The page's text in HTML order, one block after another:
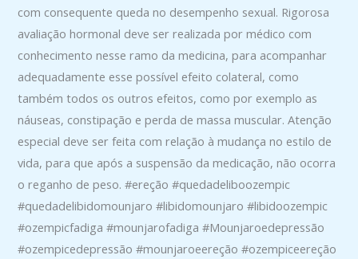
com consequente queda no desempenho sexual. Rigorosa
avaliação hormonal deve ser realizada por médico com
conhecimento nesse ramo da medicina, para acompanhar
adequadamente esse possível efeito colateral, como
também todos os outros efeitos, como por exemplo as
náuseas, constipação e perda de massa muscular. Atenção
especial deve ser feita com relação à mudança no estilo de
vida, para que após a suspensão da medicação, não ocorra
o reganho de peso. #ereção #quedadeliboozempic
#quedadelibidomounjaro #libidomounjaro #libidoozempic
#ozempicfadiga #mounjarofadiga #Mounjaroedepressão
#ozempicedepressão #mounjaroeereção #ozempiceereção